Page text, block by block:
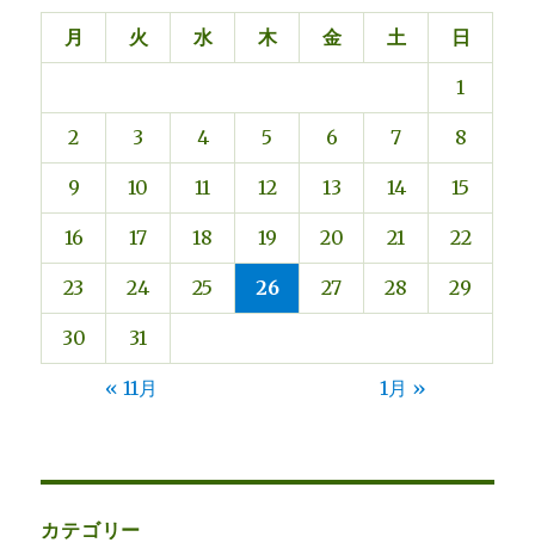
月 火 水 木 金 土 日
1
2 3 4 5 6 7 8
9 10 11 12 13 14 15
16 17 18 19 20 21 22
23 24 25 26 27 28 29
30 31
« 11月 1月 »
カテゴリー